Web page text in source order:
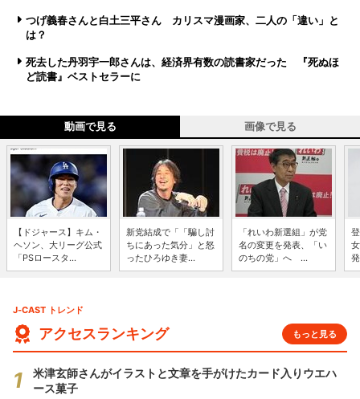
つげ義春さんと白土三平さん カリスマ漫画家、二人の「違い」と
は？
死去した丹羽宇一郎さんは、経済界有数の読書家だった 『死ぬほ
ど読書』ベストセラーに
動画で見る 画像で見る
【ドジャース】キム・
ヘソン、大リーグ公式
「PSロースタ...
新党結成で「「騙し討
ちにあった気分」と怒
ったひろゆき妻...
「れいわ新選組」が党
名の変更を発表、「い
のちの党」へ ...
J-CAST トレンド
アクセスランキング もっと見る
米津玄師さんがイラストと文章を手がけたカード入りウエハ
ース菓子